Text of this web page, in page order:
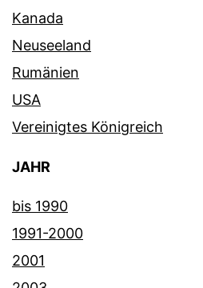
Kanada
Neuseeland
Rumänien
USA
Vereinigtes Königreich
JAHR
bis 1990
1991-2000
2001